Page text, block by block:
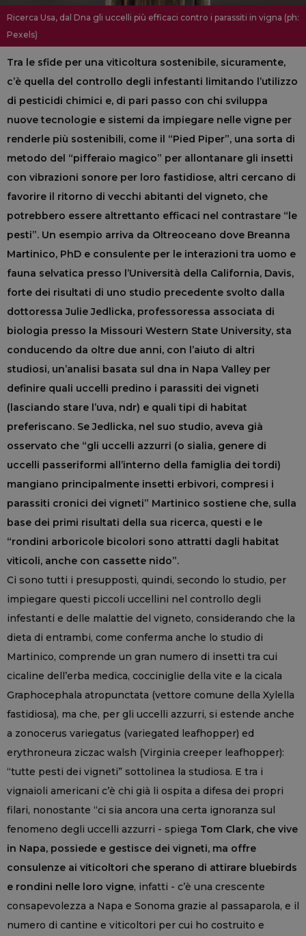
Ricerca Usa, dal Dna gli uccelli più efficaci contro i parassiti in vigna (ph:
Pexels)
Tra le sfide per una viticoltura sostenibile, sicuramente,
c’è quella del controllo degli infestanti limitando l’utilizzo
di pesticidi chimici e, di pari passo con chi sviluppa
nuove tecnologie e sistemi da impiegare nelle vigne per
renderle più sostenibili, come il “Pied Piper”, una sorta di
metodo del “pifferaio magico” per allontanare gli insetti
con vibrazioni sonore per loro fastidiose, altri cercano di
favorire il ritorno di vecchi abitanti del vigneto, che
potrebbero essere altrettanto efficaci nel contrastare “le
pesti”. Un esempio arriva da Oltreoceano dove Breanna
Martinico, PhD e consulente per le interazioni tra uomo e
fauna selvatica presso l’Università della California, Davis,
forte dei risultati di uno studio precedente svolto dalla
dottoressa Julie Jedlicka, professoressa associata di
biologia presso la Missouri Western State University, sta
conducendo da oltre due anni, con l’aiuto di altri
studiosi, un’analisi basata sul dna in Napa Valley per
definire quali uccelli predino i parassiti dei vigneti
(lasciando stare l’uva, ndr) e quali tipi di habitat
preferiscano. Se Jedlicka, nel suo studio, aveva già
osservato che “gli uccelli azzurri (o sialia, genere di
uccelli passeriformi all’interno della famiglia dei tordi)
mangiano principalmente insetti erbivori, compresi i
parassiti cronici dei vigneti” Martinico sostiene che, sulla
base dei primi risultati della sua ricerca, questi e le
“rondini arboricole bicolori sono attratti dagli habitat
viticoli, anche con cassette nido”.
Ci sono tutti i presupposti, quindi, secondo lo studio, per
impiegare questi piccoli uccellini nel controllo degli
infestanti e delle malattie del vigneto, considerando che la
dieta di entrambi, come conferma anche lo studio di
Martinico, comprende un gran numero di insetti tra cui
cicaline dell’erba medica, cocciniglie della vite e la cicala
Graphocephala atropunctata (vettore comune della Xylella
fastidiosa), ma che, per gli uccelli azzurri, si estende anche
a zonocerus variegatus (variegated leafhopper) ed
erythroneura ziczac walsh (Virginia creeper leafhopper):
“tutte pesti dei vigneti” sottolinea la studiosa. E tra i
vignaioli americani c’è chi già li ospita a difesa dei propri
filari, nonostante “ci sia ancora una certa ignoranza sul
fenomeno degli uccelli azzurri - spiega Tom Clark, che vive
in Napa, possiede e gestisce dei vigneti, ma offre
consulenze ai viticoltori che sperano di attirare bluebirds
e rondini nelle loro vigne, infatti - c’è una crescente
consapevolezza a Napa e Sonoma grazie al passaparola, e il
numero di cantine e viticoltori per cui ho costruito e